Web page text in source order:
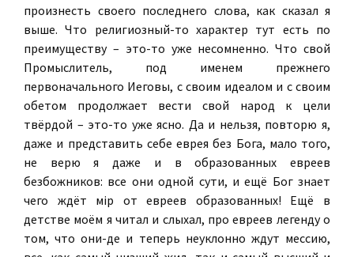
произнесть своего последнего слова, как сказал я
выше. Что религиозный-то характер тут есть по
преимуществу – это-то уже несомненно. Что свой
Промыслитель, под именем прежнего
первоначального Иеговы, с своим идеалом и с своим
обетом продолжает вести свой народ к цели
твёрдой – это-то уже ясно. Да и нельзя, повторю я,
даже и представить себе еврея без Бога, мало того,
не верю я даже и в образованных евреев
безбожников: все они одной сути, и ещё Бог знает
чего ждёт мiр от евреев образованных! Ещё в
детстве моём я читал и слыхал, про евреев легенду о
том, что они-де и теперь неуклонно ждут мессию,